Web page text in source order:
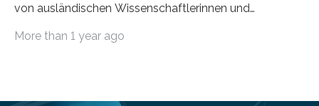
von ausländischen Wissenschaftlerinnen und
More than 1 year ago